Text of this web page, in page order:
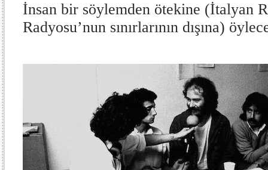
İnsan bir söylemden ötekine (İtalyan
Radyosu’nun sınırlarının dışına)